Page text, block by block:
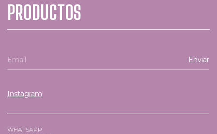
PRODUCTOS
Instagram
WHATSAPP